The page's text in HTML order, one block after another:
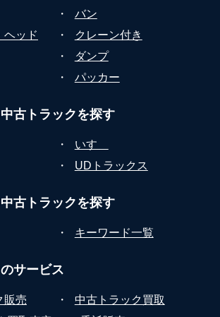
・
バン
ヘッド ・
クレーン付き
・
ダンプ
・ パッカー
中古トラックを探す
・
いすゞ
・ UDトラックス
中古トラックを探す
・ キーワード一覧
サービス
販売 ・
中古トラック買取